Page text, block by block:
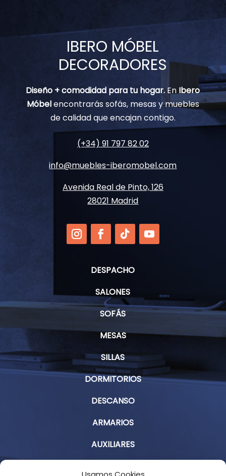
IBERO MÓBEL
DECORADORES
Diseño + comodidad para tu hogar. EnIbero
Móbelencontrarás sofás, mesas y muebles
de calidad que encajan contigo.
(+34) 91 797 82 02
info@muebles-iberomobel.com
Avenida Real de Pinto, 126
28021 Madrid
DESPACHO
SALONES
SOFÁS
MESAS
SILLAS
DORMITORIOS
DESCANSO
ARMARIOS
AUXILIARES
Aviso Legal